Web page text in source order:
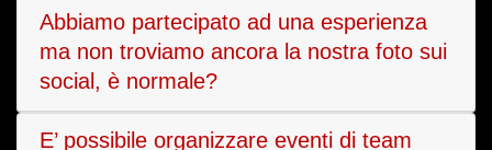
Abbiamo partecipato ad una esperienza
ma non troviamo ancora la nostra foto sui
social, è normale?
E’ possibile organizzare eventi di team